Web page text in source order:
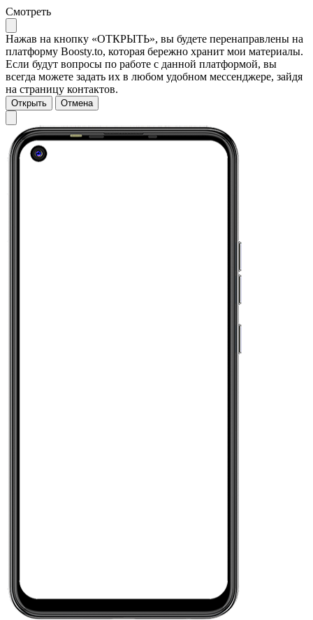
Смотреть
Нажав на кнопку «ОТКРЫТЬ», вы будете перенаправлены на
платформу Boosty.to, которая бережно хранит мои материалы.
Если будут вопросы по работе с данной платформой, вы
всегда можете задать их в любом удобном мессенджере, зайдя
на страницу контактов.
Открыть Отмена